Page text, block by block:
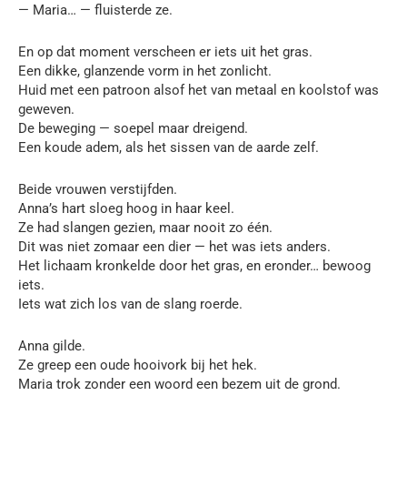
— Maria… — fluisterde ze.
En op dat moment verscheen er iets uit het gras.
Een dikke, glanzende vorm in het zonlicht.
Huid met een patroon alsof het van metaal en koolstof was
geweven.
De beweging — soepel maar dreigend.
Een koude adem, als het sissen van de aarde zelf.
Beide vrouwen verstijfden.
Anna’s hart sloeg hoog in haar keel.
Ze had slangen gezien, maar nooit zo één.
Dit was niet zomaar een dier — het was iets anders.
Het lichaam kronkelde door het gras, en eronder… bewoog
iets.
Iets wat zich los van de slang roerde.
Anna gilde.
Ze greep een oude hooivork bij het hek.
Maria trok zonder een woord een bezem uit de grond.